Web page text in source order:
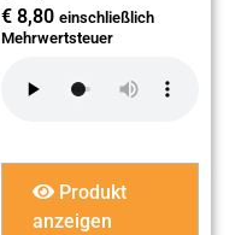
€ 8,80 einschließlich
Mehrwertsteuer
Produkt
anzeigen